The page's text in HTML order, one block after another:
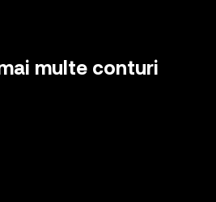
multe conturi